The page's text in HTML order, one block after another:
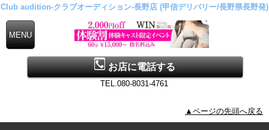
Club audition-クラブオーディション-長野店 (甲信デリバリー/長野県長野発)
お店に電話する
TEL.080-8031-4761
▲ページの先頭へ戻る